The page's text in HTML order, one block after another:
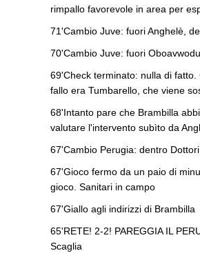
rimpallo favorevole in area per
71'Cambio Juve: fuori Anghelè,
70'Cambio Juve: fuori
69'Check terminato: nulla di
fallo era Tumbarello, che viene
68'Intanto pare che Brambilla
valutare l'intervento subìto da
67'Cambio Perugia: dentro
67'Gioco fermo da un paio di
gioco. Sanitari in campo
67'Giallo agli indirizzi di Brambilla
65'RETE! 2-2! PAREGGIA IL
Scaglia